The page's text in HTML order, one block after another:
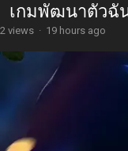
เกมพัฒนาตัวฉั
2 views · 19 hours ago